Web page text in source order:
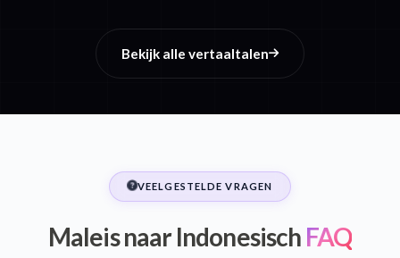
Bekijk alle vertaaltalen
VEELGESTELDE VRAGEN
Maleis naar Indonesisch FAQ